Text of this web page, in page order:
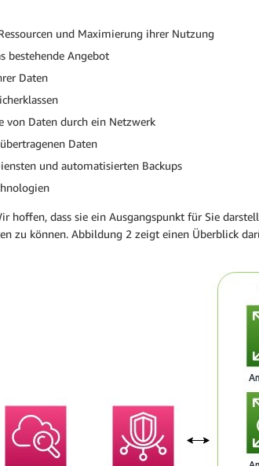
und Maximierung ihrer Nutzung
bestehende Angebot
Daten
von Daten durch ein Netzwerk
Daten
und automatisierten Backups
hoffen, dass sie ein Ausgangspunkt für Sie
zu können. Abbildung 2 zeigt einen Überblick